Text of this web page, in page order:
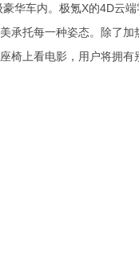
华车内。极氪X的4D云
承托每一种姿态。除了
椅上看电影，用户将拥